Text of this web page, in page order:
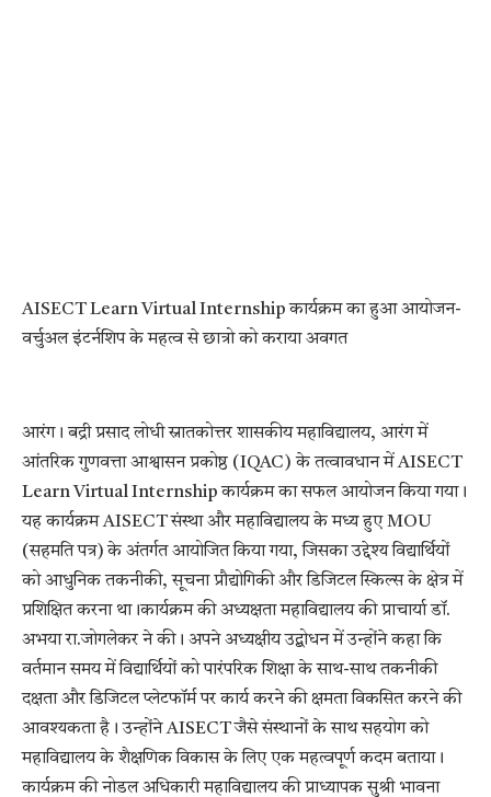
AISECT Learn Virtual Internship कार्यक्रम का हुआ आयोजन-
वर्चुअल इंटर्नशिप के महत्व से छात्रो को कराया अवगत
आरंग। बद्री प्रसाद लोधी स्नातकोत्तर शासकीय महाविद्यालय, आरंग में
आंतरिक गुणवत्ता आश्वासन प्रकोष्ठ (IQAC) के तत्वावधान में AISECT
Learn Virtual Internship कार्यक्रम का सफल आयोजन किया गया।
यह कार्यक्रम AISECT संस्था और महाविद्यालय के मध्य हुए MOU
(सहमति पत्र) के अंतर्गत आयोजित किया गया, जिसका उद्देश्य विद्यार्थियों
को आधुनिक तकनीकी, सूचना प्रौद्योगिकी और डिजिटल स्किल्स के क्षेत्र में
प्रशिक्षित करना था।कार्यक्रम की अध्यक्षता महाविद्यालय की प्राचार्या डॉ.
अभया रा.जोगलेकर ने की। अपने अध्यक्षीय उद्बोधन में उन्होंने कहा कि
वर्तमान समय में विद्यार्थियों को पारंपरिक शिक्षा के साथ-साथ तकनीकी
दक्षता और डिजिटल प्लेटफॉर्म पर कार्य करने की क्षमता विकसित करने की
आवश्यकता है। उन्होंने AISECT जैसे संस्थानों के साथ सहयोग को
महाविद्यालय के शैक्षणिक विकास के लिए एक महत्वपूर्ण कदम बताया।
कार्यक्रम की नोडल अधिकारी महाविद्यालय की प्राध्यापक सुश्री भावना